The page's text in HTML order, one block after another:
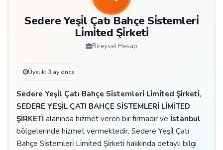
Sedere Yeşi̇l Çatı Bahçe Si̇stemleri̇
Li̇mi̇ted Şi̇rketi̇
Bireysel Hesap
Üyelik: 3 ay önce
Sedere Yeşi̇l Çatı Bahçe Si̇stemleri̇ Li̇mi̇ted Şi̇rketi̇,
SEDERE YEŞİL ÇATI BAHÇE SİSTEMLERİ LİMİTED
ŞİRKETİ alanında hizmet veren bir firmadır ve İstanbul
bölgelerinde hizmet vermektedir. Sedere Yeşi̇l Çatı
Bahçe Si̇stemleri̇ Li̇mi̇ted Şi̇rketi̇ hakkında detaylı bilgi